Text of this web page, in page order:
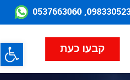
098330523,
קבעו כעת